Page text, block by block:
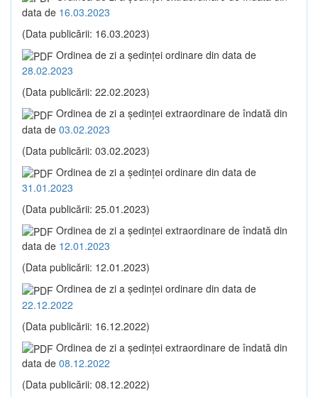
data de 16.03.2023
(Data publicării: 16.03.2023)
Ordinea de zi a şedinţei ordinare din data de
28.02.2023
(Data publicării: 22.02.2023)
Ordinea de zi a şedinţei extraordinare de îndată din
data de 03.02.2023
(Data publicării: 03.02.2023)
Ordinea de zi a şedinţei ordinare din data de
31.01.2023
(Data publicării: 25.01.2023)
Ordinea de zi a şedinţei extraordinare de îndată din
data de 12.01.2023
(Data publicării: 12.01.2023)
Ordinea de zi a şedinţei ordinare din data de
22.12.2022
(Data publicării: 16.12.2022)
Ordinea de zi a şedinţei extraordinare de îndată din
data de 08.12.2022
(Data publicării: 08.12.2022)